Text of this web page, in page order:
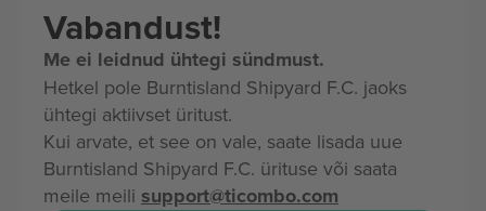
Vabandust!
Me ei leidnud ühtegi sündmust.
Hetkel pole Burntisland Shipyard F.C. jaoks
ühtegi aktiivset üritust.
Kui arvate, et see on vale, saate lisada uue
Burntisland Shipyard F.C. ürituse või saata
meile meili support@ticombo.com